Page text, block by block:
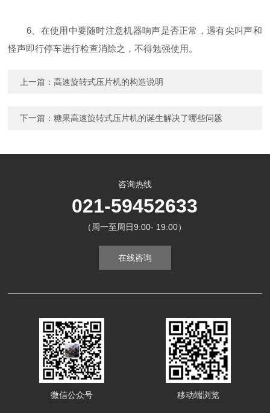
6、在使用中要随时注意机器响声是否正常，遇有尖叫声和
怪声即行停车进行检查消除之，不得勉强使用。
上一篇：高速旋转式压片机的构造说明
下一篇：糖果高速旋转式压片机的诞生解决了哪些问题
咨询热线
021-59452633
（周一至周日9:00- 19:00）
在线咨询
微信公众号 移动端浏览